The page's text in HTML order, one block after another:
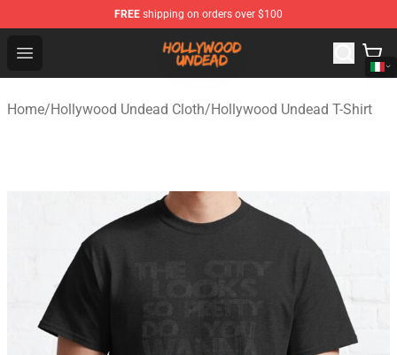
FREE shipping on orders over $100
Open menu
Hollywood Undead Shop - Official Hollywood Undead
Home/Hollywood Undead Cloth/Hollywood Undead T-Shirt